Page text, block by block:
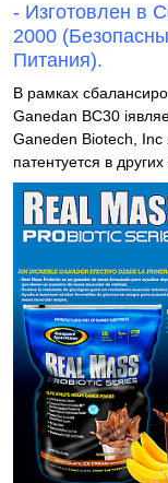
- Изготовлен в
2000
Питания).
В рамках
Ganedan BC30
Ganeden Biotech,
патентуется в